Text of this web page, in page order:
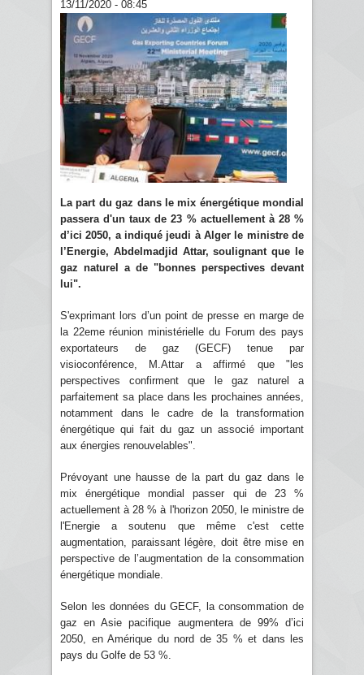
13/11/2020 - 08:45
La part du gaz dans le mix énergétique mondial
passera d'un taux de 23 % actuellement à 28 %
d’ici 2050, a indiqué jeudi à Alger le ministre de
l’Energie, Abdelmadjid Attar, soulignant que le
gaz naturel a de "bonnes perspectives devant
lui".
S'exprimant lors d’un point de presse en marge de
la 22eme réunion ministérielle du Forum des pays
exportateurs de gaz (GECF) tenue par
visioconférence, M.Attar a affirmé que "les
perspectives confirment que le gaz naturel a
parfaitement sa place dans les prochaines années,
notamment dans le cadre de la transformation
énergétique qui fait du gaz un associé important
aux énergies renouvelables".
Prévoyant une hausse de la part du gaz dans le
mix énergétique mondial passer qui de 23 %
actuellement à 28 % à l'horizon 2050, le ministre de
l'Energie a soutenu que même c'est cette
augmentation, paraissant légère, doit être mise en
perspective de l’augmentation de la consommation
énergétique mondiale.
Selon les données du GECF, la consommation de
gaz en Asie pacifique augmentera de 99% d’ici
2050, en Amérique du nord de 35 % et dans les
pays du Golfe de 53 %.